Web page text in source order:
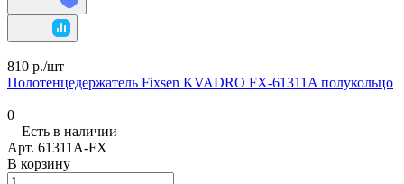
810 р./шт
Полотенцедержатель Fixsen KVADRO FX-61311A полукольцо
0
Есть в наличии
Арт. 61311А-FX
В корзину